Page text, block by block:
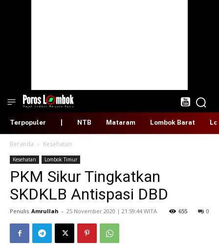
Terpopuler NTB Mataram Lombok Barat
Beranda Kesehatan
Kesehatan Lombok Timur
PKM Sikur Tingkatkan
SKDKLB Antispasi DBD
Penulis Amrullah - ​25 November 2020 | 21:59:44 WITA 0
655